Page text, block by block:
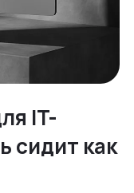
IT-
сидит как